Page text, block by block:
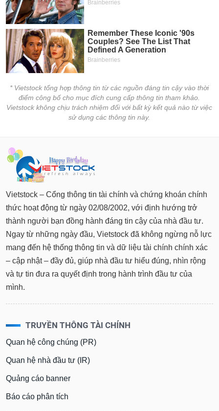
* Vietstock tổng hợp thông tin từ các nguồn đáng tin cậy vào thời
điểm công bố cho mục đích cung cấp thông tin tham khảo.
Vietstock không chịu trách nhiệm đối với bất kỳ kết quả nào từ việc
sử dụng các thông tin này.
Vietstock – Cổng thông tin tài chính và chứng khoán chính
thức hoạt động từ ngày 02/08/2002, với định hướng trở
thành người bạn đồng hành đáng tin cậy của nhà đầu tư.
Ngay từ những ngày đầu, Vietstock đã không ngừng nỗ lực
mang đến hệ thống thông tin và dữ liệu tài chính chính xác
– cập nhật – đầy đủ, giúp nhà đầu tư hiểu đúng, nhìn rộng
và tự tin đưa ra quyết định trong hành trình đầu tư của
mình.
TRUYỀN THÔNG TÀI CHÍNH
Quan hệ công chúng (PR)
Quan hệ nhà đầu tư (IR)
Quảng cáo banner
Báo cáo phân tích
Công
cụ
đầu
chính
liệu
tài
chính